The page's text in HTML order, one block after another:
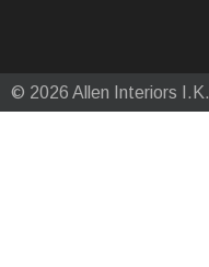
© 2026 Allen Interiors